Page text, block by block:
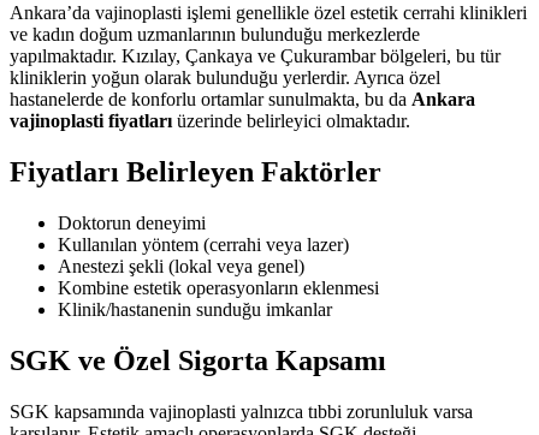
Ankara’da vajinoplasti işlemi genellikle özel estetik cerrahi klinikleri
ve kadın doğum uzmanlarının bulunduğu merkezlerde
yapılmaktadır. Kızılay, Çankaya ve Çukurambar bölgeleri, bu tür
kliniklerin yoğun olarak bulunduğu yerlerdir. Ayrıca özel
hastanelerde de konforlu ortamlar sunulmakta, bu da Ankara
vajinoplasti fiyatları üzerinde belirleyici olmaktadır.
Fiyatları Belirleyen Faktörler
Doktorun deneyimi
Kullanılan yöntem (cerrahi veya lazer)
Anestezi şekli (lokal veya genel)
Kombine estetik operasyonların eklenmesi
Klinik/hastanenin sunduğu imkanlar
SGK ve Özel Sigorta Kapsamı
SGK kapsamında vajinoplasti yalnızca tıbbi zorunluluk varsa